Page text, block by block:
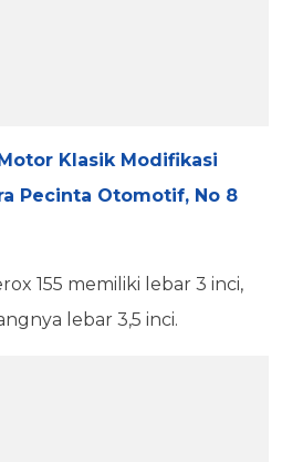
Klasik Modifikasi
Pecinta Otomotif, No 8
155 memiliki lebar 3 inci,
lebar 3,5 inci.